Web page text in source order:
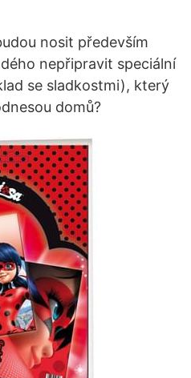
nosit především
nepřipravit speciální
se sladkostmi), který
domů?